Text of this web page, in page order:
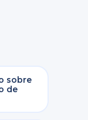
sobre
de